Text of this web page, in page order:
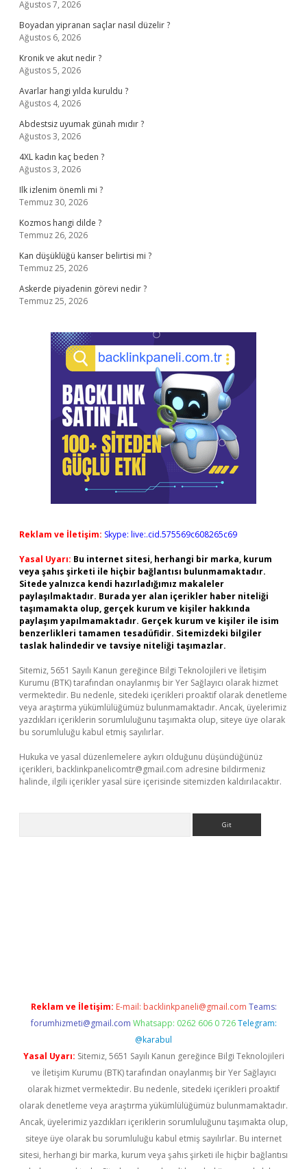
Ağustos 7, 2026
Boyadan yipranan saçlar nasıl düzelir ?
Ağustos 6, 2026
Kronik ve akut nedir ?
Ağustos 5, 2026
Avarlar hangi yılda kuruldu ?
Ağustos 4, 2026
Abdestsiz uyumak günah mıdır ?
Ağustos 3, 2026
4XL kadın kaç beden ?
Ağustos 3, 2026
Ilk izlenim önemli mi ?
Temmuz 30, 2026
Kozmos hangi dilde ?
Temmuz 26, 2026
Kan düşüklüğü kanser belirtisi mi ?
Temmuz 25, 2026
Askerde piyadenin görevi nedir ?
Temmuz 25, 2026
Reklam ve İletişim: Skype: live:.cid.575569c608265c69
Yasal Uyarı: Bu internet sitesi, herhangi bir marka, kurum
veya şahıs şirketi ile hiçbir bağlantısı bulunmamaktadır.
Sitede yalnızca kendi hazırladığımız makaleler
paylaşılmaktadır. Burada yer alan içerikler haber niteliği
taşımamakta olup, gerçek kurum ve kişiler hakkında
paylaşım yapılmamaktadır. Gerçek kurum ve kişiler ile isim
benzerlikleri tamamen tesadüfidir. Sitemizdeki bilgiler
taslak halindedir ve tavsiye niteliği taşımazlar.
Sitemiz, 5651 Sayılı Kanun gereğince Bilgi Teknolojileri ve İletişim
Kurumu (BTK) tarafından onaylanmış bir Yer Sağlayıcı olarak hizmet
vermektedir. Bu nedenle, sitedeki içerikleri proaktif olarak denetleme
veya araştırma yükümlülüğümüz bulunmamaktadır. Ancak, üyelerimiz
yazdıkları içeriklerin sorumluluğunu taşımakta olup, siteye üye olarak
bu sorumluluğu kabul etmiş sayılırlar.
Hukuka ve yasal düzenlemelere aykırı olduğunu düşündüğünüz
içerikleri, backlinkpanelicomtr@gmail.com adresine bildirmeniz
halinde, ilgili içerikler yasal süre içerisinde sitemizden kaldırılacaktır.
Reklam ve İletişim: E-mail: backlinkpaneli@gmail.com Teams:
forumhizmeti@gmail.com Whatsapp: 0262 606 0 726 Telegram:
@karabul
Yasal Uyarı: Sitemiz, 5651 Sayılı Kanun gereğince Bilgi Teknolojileri
ve İletişim Kurumu (BTK) tarafından onaylanmış bir Yer Sağlayıcı
olarak hizmet vermektedir. Bu nedenle, sitedeki içerikleri proaktif
olarak denetleme veya araştırma yükümlülüğümüz bulunmamaktadır.
Ancak, üyelerimiz yazdıkları içeriklerin sorumluluğunu taşımakta olup,
siteye üye olarak bu sorumluluğu kabul etmiş sayılırlar. Bu internet
sitesi, herhangi bir marka, kurum veya şahıs şirketi ile hiçbir bağlantısı